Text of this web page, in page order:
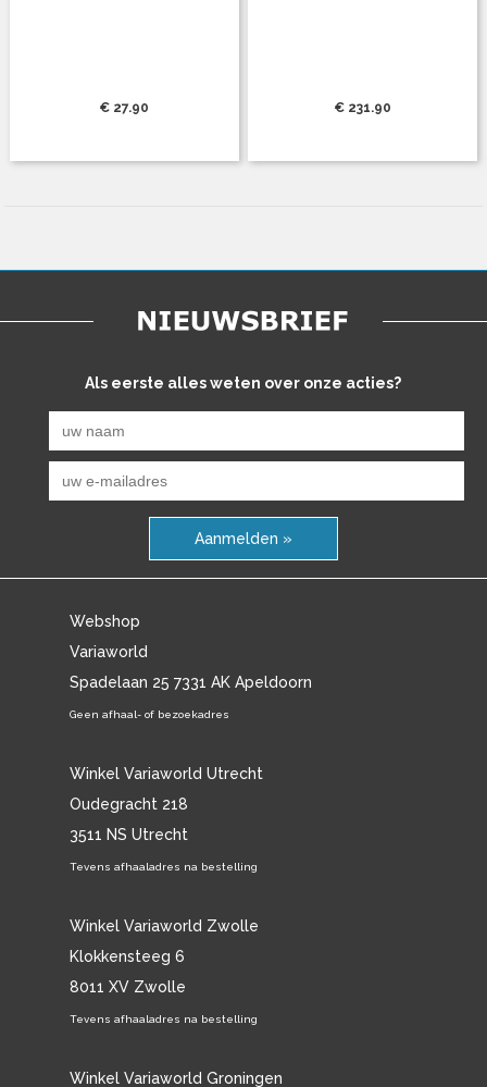
€ 27.90 € 231.90
Als eerste alles weten over onze acties?
Aanmelden »
Webshop
Variaworld
Spadelaan 25 7331 AK Apeldoorn
Geen afhaal- of bezoekadres
Winkel Variaworld Utrecht
Oudegracht 218
3511 NS Utrecht
Tevens afhaaladres na bestelling
Winkel Variaworld Zwolle
Klokkensteeg 6
8011 XV Zwolle
Tevens afhaaladres na bestelling
Winkel Variaworld Groningen